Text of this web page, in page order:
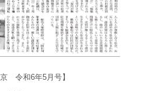
京 令和6年5月号】